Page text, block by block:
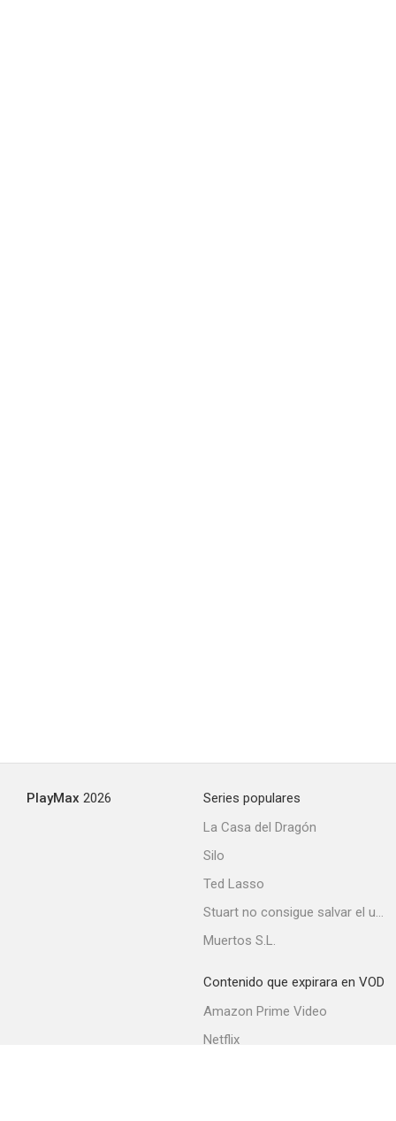
PlayMax 2026
Series populares
La Casa del Dragón
Silo
Ted Lasso
Stuart no consigue salvar el universo
Muertos S.L.
Contenido que expirara en VOD
Amazon Prime Video
Netflix